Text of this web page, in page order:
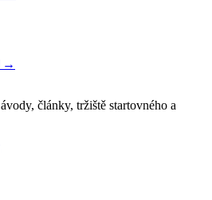
→
články, tržiště startovného a